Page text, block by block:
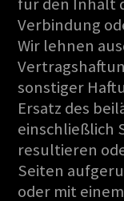
Verbindung
Wir lehnen
sonstiger
Ersatz des
einschließlich
resultieren
Seiten
oder mit